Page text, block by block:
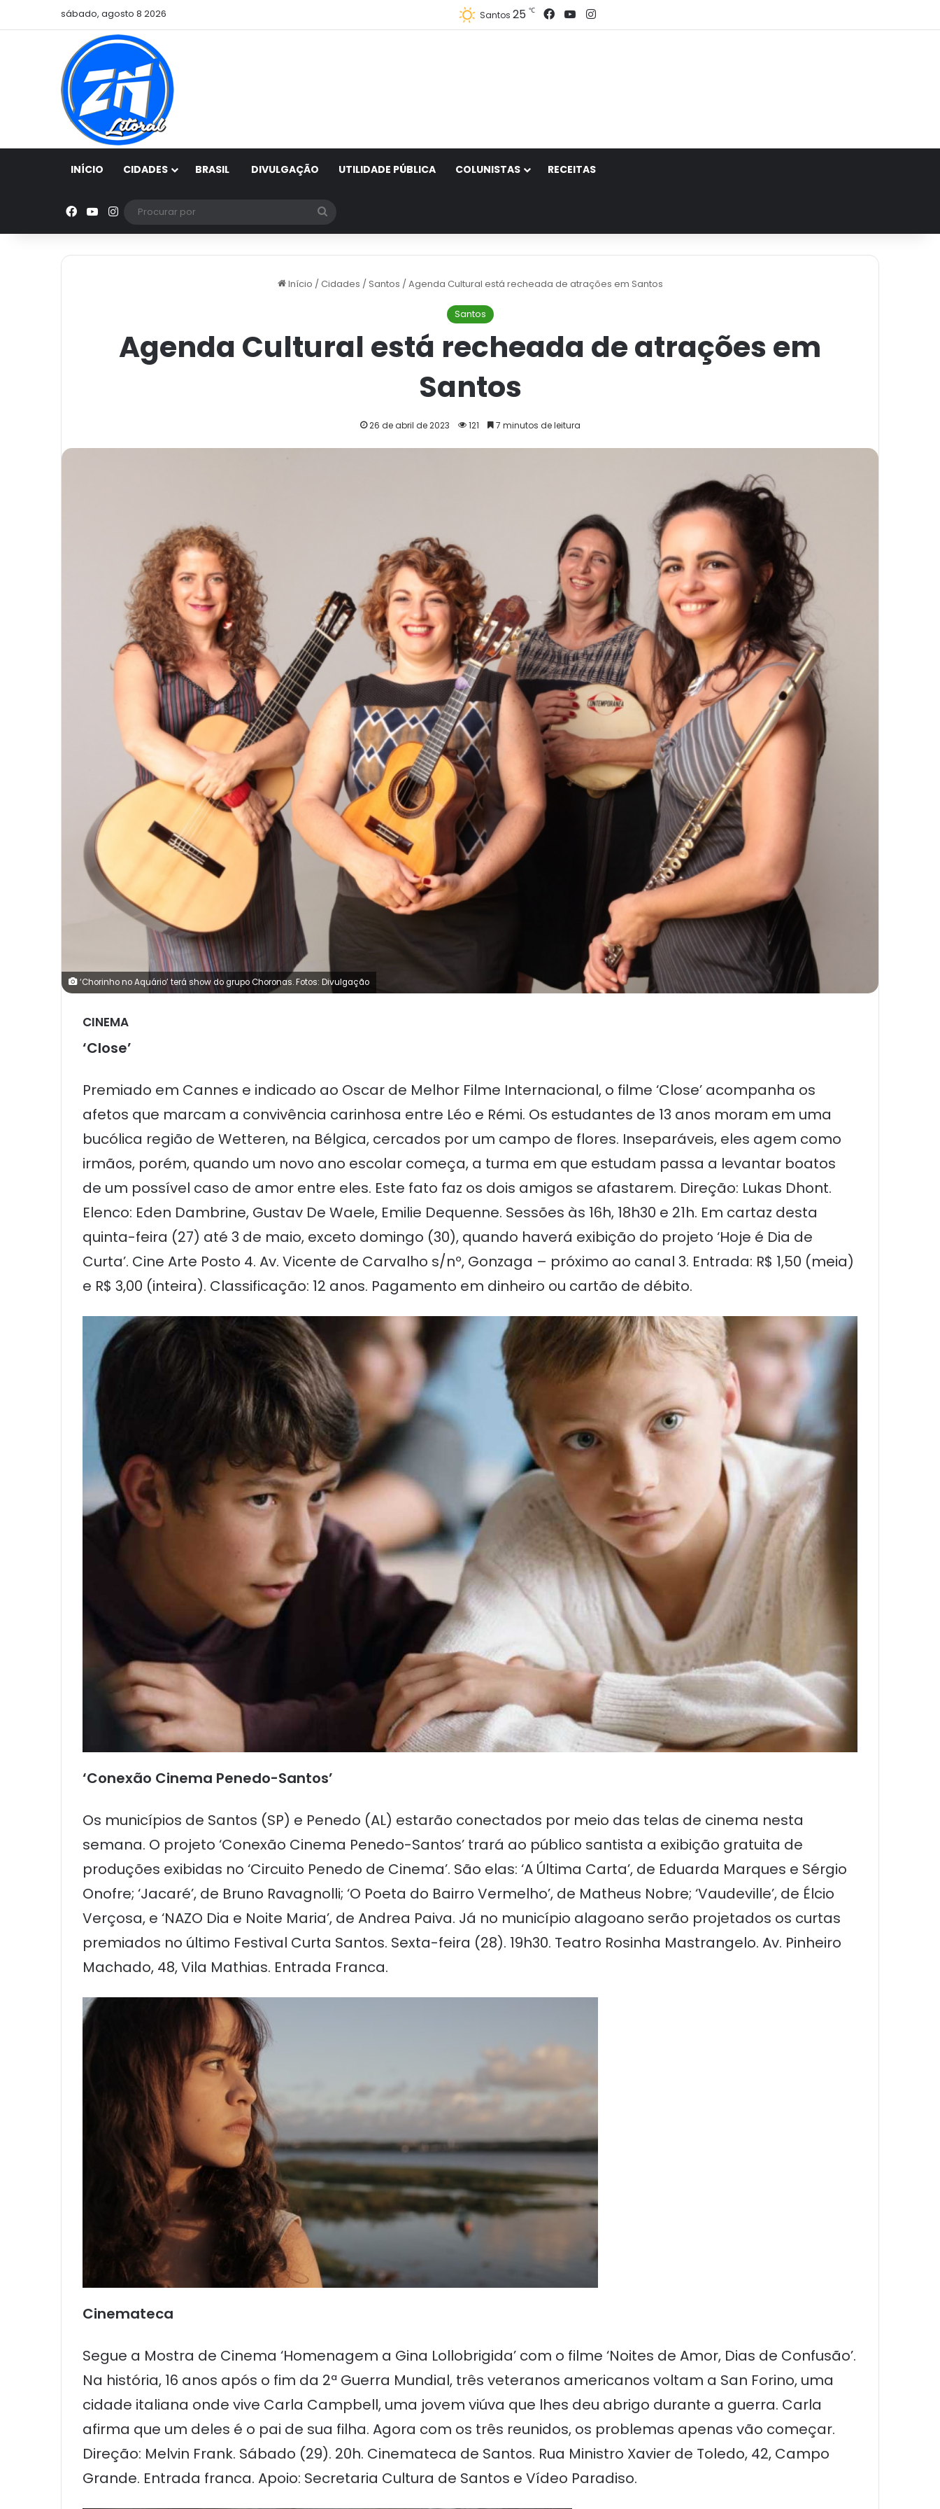
sábado, agosto 8 2026 Santos 25 ℃ Facebook
YouTubeInstagram
INÍCIO CIDADES BRASIL DIVULGAÇÃO UTILIDADE PÚBLICA COLUNISTAS RECEITAS
Facebook
YouTube
Instagram
por
Início /Cidades /Santos /Agenda Cultural está recheada de atrações em Santos
Santos
Agenda Cultural está recheada de atrações em
Santos
26 de abril de 2023 121 7 minutos de leitura
‘Chorinho no Aquário’ terá show do grupo Choronas. Fotos: Divulgação
CINEMA
‘Close’
Premiado em Cannes e indicado ao Oscar de Melhor Filme Internacional, o filme ‘Close’ acompanha os
afetos que marcam a convivência carinhosa entre Léo e Rémi. Os estudantes de 13 anos moram em uma
bucólica região de Wetteren, na Bélgica, cercados por um campo de flores. Inseparáveis, eles agem como
irmãos, porém, quando um novo ano escolar começa, a turma em que estudam passa a levantar boatos
de um possível caso de amor entre eles. Este fato faz os dois amigos se afastarem. Direção: Lukas Dhont.
Elenco: Eden Dambrine, Gustav De Waele, Emilie Dequenne. Sessões às 16h, 18h30 e 21h. Em cartaz desta
quinta-feira (27) até 3 de maio, exceto domingo (30), quando haverá exibição do projeto ‘Hoje é Dia de
Curta’. Cine Arte Posto 4. Av. Vicente de Carvalho s/nº, Gonzaga – próximo ao canal 3. Entrada: R$ 1,50 (meia)
e R$ 3,00 (inteira). Classificação: 12 anos. Pagamento em dinheiro ou cartão de débito.
‘Conexão Cinema Penedo-Santos’
Os municípios de Santos (SP) e Penedo (AL) estarão conectados por meio das telas de cinema nesta
semana. O projeto ‘Conexão Cinema Penedo-Santos’ trará ao público santista a exibição gratuita de
produções exibidas no ‘Circuito Penedo de Cinema’. São elas: ‘A Última Carta’, de Eduarda Marques e Sérgio
Onofre; ‘Jacaré’, de Bruno Ravagnolli; ‘O Poeta do Bairro Vermelho’, de Matheus Nobre; ‘Vaudeville’, de Élcio
Verçosa, e ‘NAZO Dia e Noite Maria’, de Andrea Paiva. Já no município alagoano serão projetados os curtas
premiados no último Festival Curta Santos. Sexta-feira (28). 19h30. Teatro Rosinha Mastrangelo. Av. Pinheiro
Machado, 48, Vila Mathias. Entrada Franca.
Cinemateca
Segue a Mostra de Cinema ‘Homenagem a Gina Lollobrigida’ com o filme ‘Noites de Amor, Dias de Confusão’.
Na história, 16 anos após o fim da 2ª Guerra Mundial, três veteranos americanos voltam a San Forino, uma
cidade italiana onde vive Carla Campbell, uma jovem viúva que lhes deu abrigo durante a guerra. Carla
afirma que um deles é o pai de sua filha. Agora com os três reunidos, os problemas apenas vão começar.
Direção: Melvin Frank. Sábado (29). 20h. Cinemateca de Santos. Rua Ministro Xavier de Toledo, 42, Campo
Grande. Entrada franca. Apoio: Secretaria Cultura de Santos e Vídeo Paradiso.